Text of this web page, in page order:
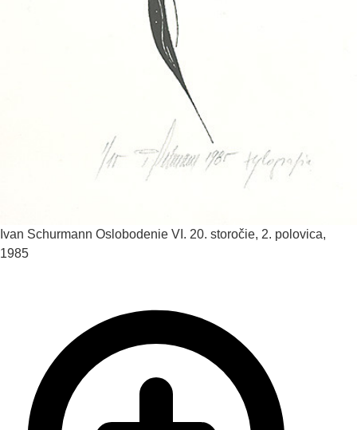
Ivan Schurmann Oslobodenie VI. 20. storočie, 2. polovica,
1985